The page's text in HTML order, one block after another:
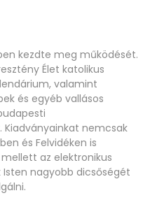
kezdte meg működését.
Élet katolikus
valamint
és egyéb vallásos
Kiadványainkat nemcsak
és Felvidéken is
az elektronikus
Isten nagyobb dicsőségét